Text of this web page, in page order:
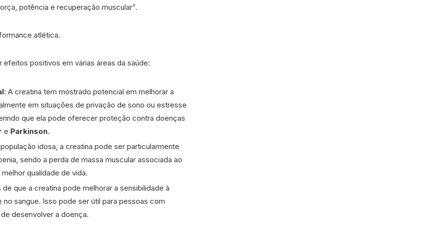
potência e recuperação muscular”.
atlética.
positivos em várias áreas da saúde:
: A creatina tem mostrado potencial em melhorar a
em situações de privação de sono ou estresse
que ela pode oferecer proteção contra doenças
e Parkinson.
idosa, a creatina pode ser particularmente
sendo a perda de massa muscular associada ao
qualidade de vida.
de que a creatina pode melhorar a sensibilidade à
no sangue. Isso pode ser útil para pessoas com
desenvolver a doença.